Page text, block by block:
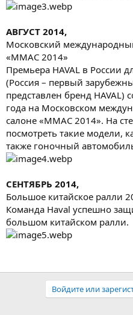
АВГУСТ 2014,
Московский
«ММАС 2014»
Премьера HAVAL в России
(Россия – первый
представлен бренд HAVAL)
года на Московском
салоне «ММАС 2014». На
посмотреть такие модели,
также гоночный
СЕНТЯБРЬ 2014,
Большое китайское ралли
Команда Haval успешно
большом китайском ралли.
Войдите или